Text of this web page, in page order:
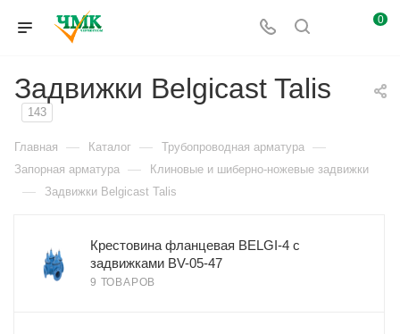
0
Задвижки Belgicast Talis
143
Главная — Каталог — Трубопроводная арматура —
Запорная арматура — Клиновые и шиберно-ножевые задвижки
— Задвижки Belgicast Talis
Крестовина фланцевая BELGI-4 с
задвижками BV-05-47
9 ТОВАРОВ